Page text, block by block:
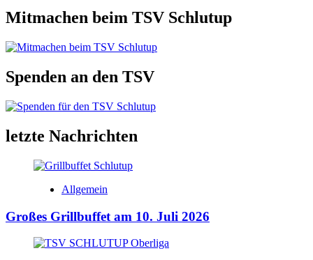
Mitmachen beim TSV Schlutup
Spenden an den TSV
letzte Nachrichten
Allgemein
Großes Grillbuffet am 10. Juli 2026